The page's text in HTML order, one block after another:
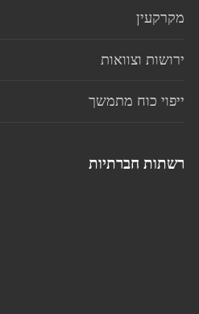
מקרקעין
ירושות וצוואות
ייפוי כוח מתמשך
רשתות חברתיות